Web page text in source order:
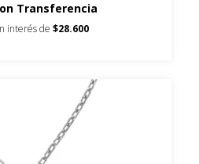
Transferencia
interés de $28.600